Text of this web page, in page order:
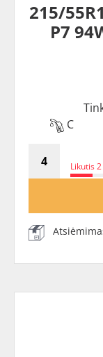
215/
P7
C
Likutis 2